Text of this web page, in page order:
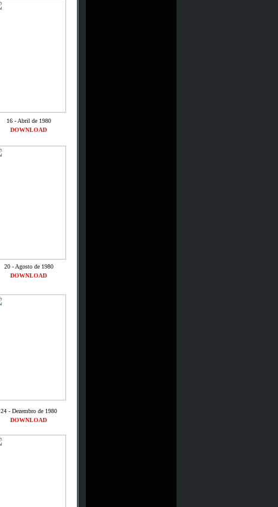
16 - Abril de 1980
DOWNLOAD
20 - Agosto de 1980
DOWNLOAD
24 - Dezembro de 1980
DOWNLOAD